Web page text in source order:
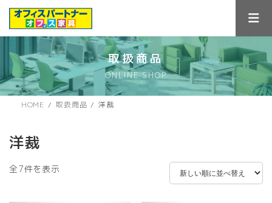
ス
キ
ン
に
取扱商品
ONLINE SHOP
HOME 取扱商品 洋裁
洋裁
全7件を表示